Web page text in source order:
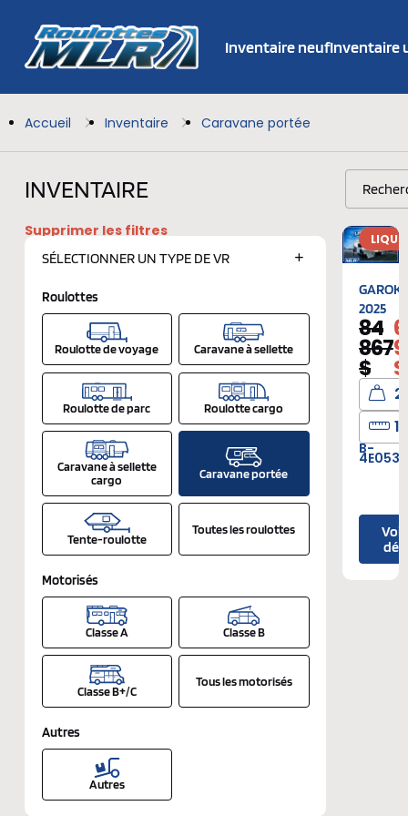
Inventaire neufInventaire
Accueil Inventaire Caravane portée
INVENTAIRE
Supprimer les filtres
SÉLECTIONNER UN TYPE DE VR
Roulottes
Roulotte de voyage Caravane à sellette
Roulotte de parc Roulotte cargo
Caravane à sellette
cargo
Caravane portée
Tente-roulotte
Toutes les roulottes
Motorisés
Classe A Classe B
Classe B+/C
Tous les motorisés
Autres
Autres
GAROK
2025
84
867
$
69
$
B-
4E053C
Voir